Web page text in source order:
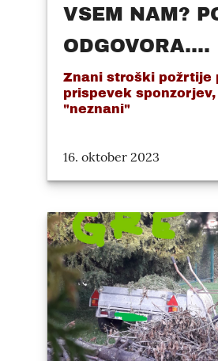
VSEM NAM?
ODGOVORA....
Znani stroški požrtije
prispevek
"neznani"
16. oktober 2023